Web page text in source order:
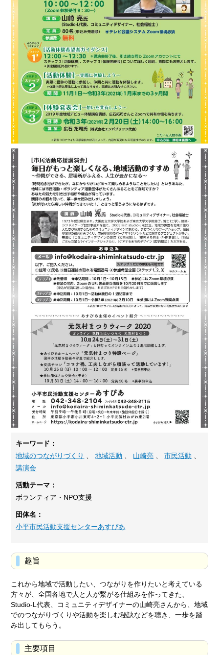
キーワード：
地域のつながりづくり
、地域活動 山崎亮 、市民活動
講演会
活動テーマ：
ボランティア・NPO支援
団体名：
小平市民活動支援センターあすぴあ
趣旨
これから地域で活動したい、つながりを作りたいと考えている
方々が、全国各地で人と人が繋がる仕組みを作ってきた、
Studio‐L代表、コミュニティデザイナーの山崎亮さんから、地域
でのつながりづくりや活動を楽しむ秘訣などを聴き、一歩を踏
み出してもらう。
主要項目